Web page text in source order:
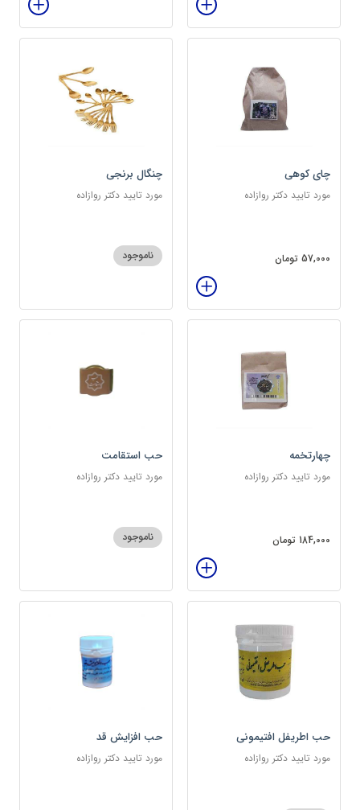
چای کوهی
مورد تایید دکتر روازاده
57,000 تومان
چنگال برنجی
مورد تایید دکتر روازاده
ناموجود
چهارتخمه
مورد تایید دکتر روازاده
184,000 تومان
حب استقامت
مورد تایید دکتر روازاده
ناموجود
حب اطریفل افتیمونی
مورد تایید دکتر روازاده
حب افزایش قد
مورد تایید دکتر روازاده